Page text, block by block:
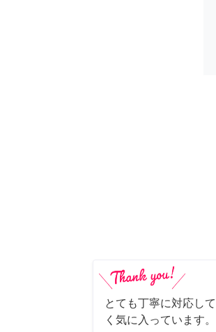
とても丁寧に対応し
く気に入っています